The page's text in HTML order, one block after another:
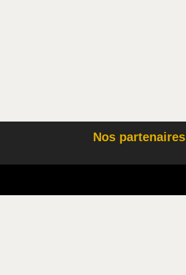
Nos partenaires